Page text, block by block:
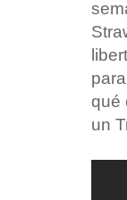
qué
un